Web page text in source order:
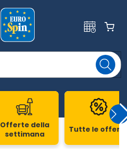
Offerte della
settimana
Tutte le